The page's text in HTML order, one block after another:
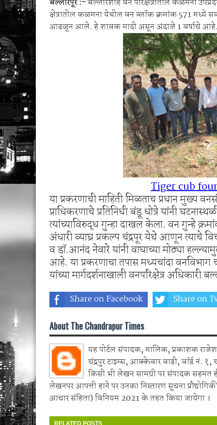
रेल्वेच्या धडकेत पुन्हा एका बिबट्याचा बळी?
क्षेत्रातील कळमना येथील वन ब्लॉक क्रमांक 571 मध्ये
आढळून आले. हे शावक मादी असून अंदाजे 1 वर्षाचे आहे.
Tiger cub
या प्रकरणाची माहिती मिळताच प्रधान मुख्य
प्राधिकरणाचे प्रतिनिधी बंडू धोत्रे यांनी
त्यांच्याविरुद्ध गुन्हा दाखल केला. वन गुन्हे
अंधारी व्याघ्र प्रकल्प चंद्रपूर येथे आणून त्याचे
व डॉ.आनंद नेवारे यांनी वाघाच्या मोठ्या
आहे. या प्रकरणाचा तपास मध्यचांदा
यांच्या मार्गदर्शनाखाली वनपरिक्षेत्र अधिकारी
Share on Facebook Share on
About The Chandrapur Times
यह पोर्टल संपादक, मालिक, प्रकाशक राजेश
चंद्रपुर टाइम्स, आक्केवार वाडी, वॉर्ड नं. १,
किसी भी लेखन सामग्री पर संपादक सहमत
लेखनपर आपत्ती हाने पर उनका निस्तारण सूचना
आचार संहिता) विनियम 2021 के तहत किया जायेगा ।
RELATED POSTS